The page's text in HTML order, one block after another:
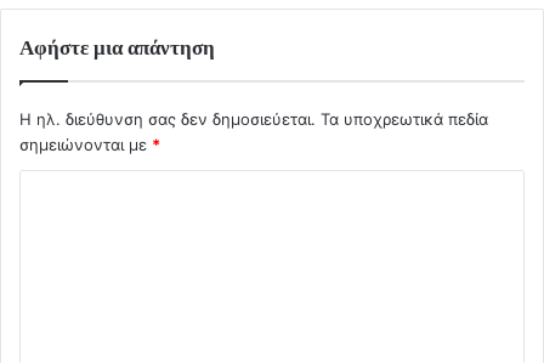
Αφήστε μια απάντηση
Η ηλ. διεύθυνση σας δεν δημοσιεύεται. Τα υποχρεωτικά πεδία
σημειώνονται με *